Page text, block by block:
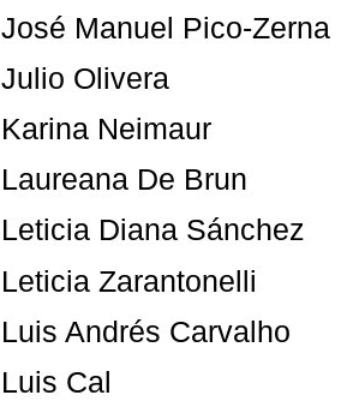
José Manuel Pico-Zerna
Julio Olivera
Karina Neimaur
Laureana De Brun
Leticia Diana Sánchez
Leticia Zarantonelli
Luis Andrés Carvalho
Luis Cal